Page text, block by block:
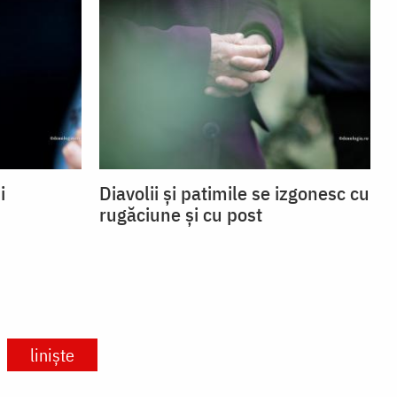
Diavolii și patimile se izgonesc cu
rugăciune și cu post
liniște